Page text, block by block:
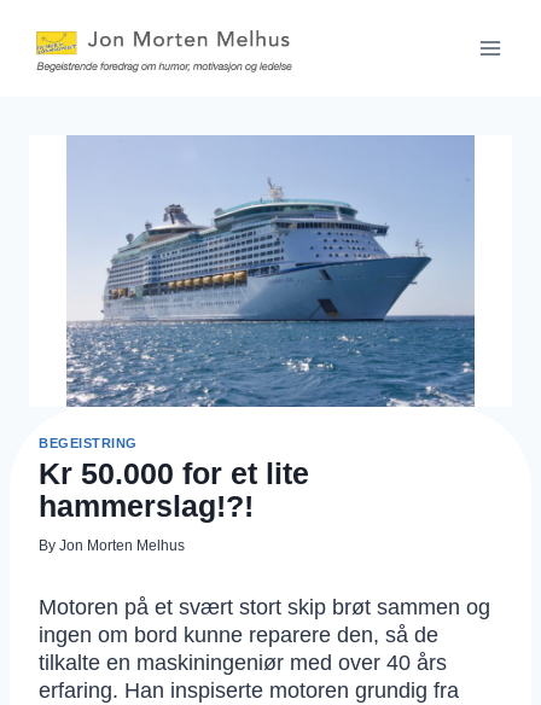
content
BEGEISTRING
Kr 50.000 for et lite
hammerslag!?!
By Jon Morten Melhus
Motoren på et svært stort skip brøt sammen og
ingen om bord kunne reparere den, så de
tilkalte en maskiningeniør med over 40 års
erfaring. Han inspiserte motoren grundig fra